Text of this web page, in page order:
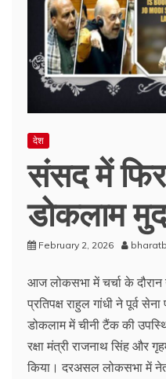
देश
संसद में
डोकलाम
February 2, 2026
आज लोकसभा में चर्चा के दौरान
प्रतिपक्ष राहुल गांधी ने पूर्व
डोकलाम में चीनी टैंक की
रक्षा मंत्री राजनाथ सिंह और
किया। दरअसल लोकसभा में